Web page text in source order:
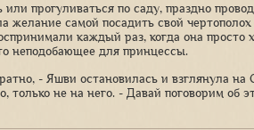
прогуливаться по саду, праздно
желание самой посадить свой
каждый раз, когда она просто
неподобающее для принцессы.
- Яшви остановилась и взглянула на
только не на него. - Давай поговорим об